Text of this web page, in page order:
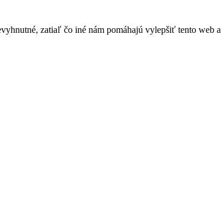
zatiaľ čo iné nám pomáhajú vylepšiť tento web